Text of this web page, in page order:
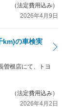
（法定費用込み）
2026年4月9日
km)の車検実
曽根店にて、トヨ
（法定費用込み）
2026年4月2日